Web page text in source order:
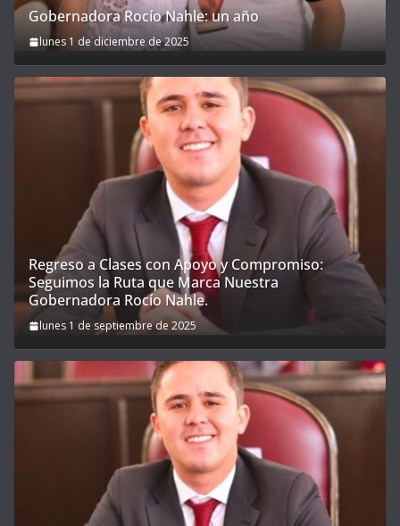
Gobernadora Rocío Nahle: un año
lunes 1 de diciembre de 2025
Regreso a Clases con Apoyo y Compromiso:
Seguimos la Ruta que Marca Nuestra
Gobernadora Rocío Nahle.
lunes 1 de septiembre de 2025